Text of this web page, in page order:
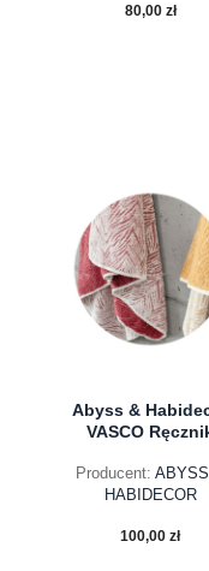
80,00 zł
do koszyka
Abyss &
VASCO
Producent:
HABIDECOR
100,00 zł